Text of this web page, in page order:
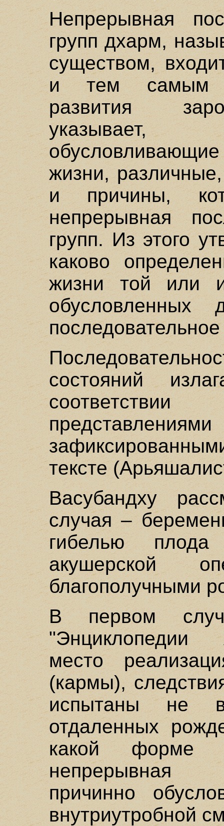
Непрерывная
групп дхарм,
существом,
и тем самым
развития
жизни,
и причины,
непрерывная
групп. Из этого
каково
жизни той или
состояний
тексте
Васубандху
случая –
гибелью плода
акушерской
благополучными
В первом
"Энциклопедии
место
(кармы),
испытаны не
отдаленных
какой форме
непрерывная
причинно
внутриутробной